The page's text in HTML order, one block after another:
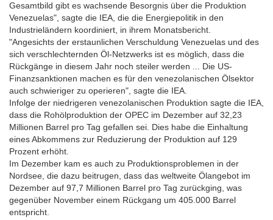
Gesamtbild gibt es wachsende Besorgnis über die Produktion
Venezuelas", sagte die IEA, die die Energiepolitik in den
Industrieländern koordiniert, in ihrem Monatsbericht.
"Angesichts der erstaunlichen Verschuldung Venezuelas und des
sich verschlechternden Öl-Netzwerks ist es möglich, dass die
Rückgänge in diesem Jahr noch steiler werden ... Die US-
Finanzsanktionen machen es für den venezolanischen Ölsektor
auch schwieriger zu operieren", sagte die IEA.
Infolge der niedrigeren venezolanischen Produktion sagte die IEA,
dass die Rohölproduktion der OPEC im Dezember auf 32,23
Millionen Barrel pro Tag gefallen sei. Dies habe die Einhaltung
eines Abkommens zur Reduzierung der Produktion auf 129
Prozent erhöht.
Im Dezember kam es auch zu Produktionsproblemen in der
Nordsee, die dazu beitrugen, dass das weltweite Ölangebot im
Dezember auf 97,7 Millionen Barrel pro Tag zurückging, was
gegenüber November einem Rückgang um 405.000 Barrel
entspricht.